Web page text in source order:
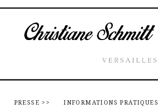
PRESSE >> INFORMATIONS PRATIQUES